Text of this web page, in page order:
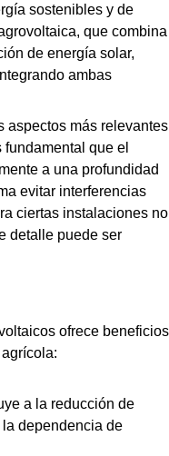
sostenibles y de
que combina
de energía solar,
ambas
aspectos más relevantes
que el
a una profundidad
evitar interferencias
ciertas instalaciones no
detalle puede ser
ofrece beneficios
a la reducción de
dependencia de